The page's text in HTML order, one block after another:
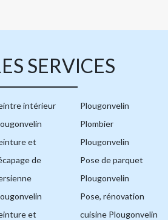
SERVICES
intérieur
et
de
et
Plougonvelin
Plombier
Plougonvelin
Pose de parquet
Plougonvelin
Pose, rénovation
cuisine Plougonvelin